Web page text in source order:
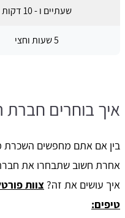
שעתיים ו - 10 דקות
5 שעות וחצי
איך בוחרים
בין אם אתם מחפשים השכרת
אחרת חשוב שתבחרו את
איך עושים את זה? צוות
טיפים: